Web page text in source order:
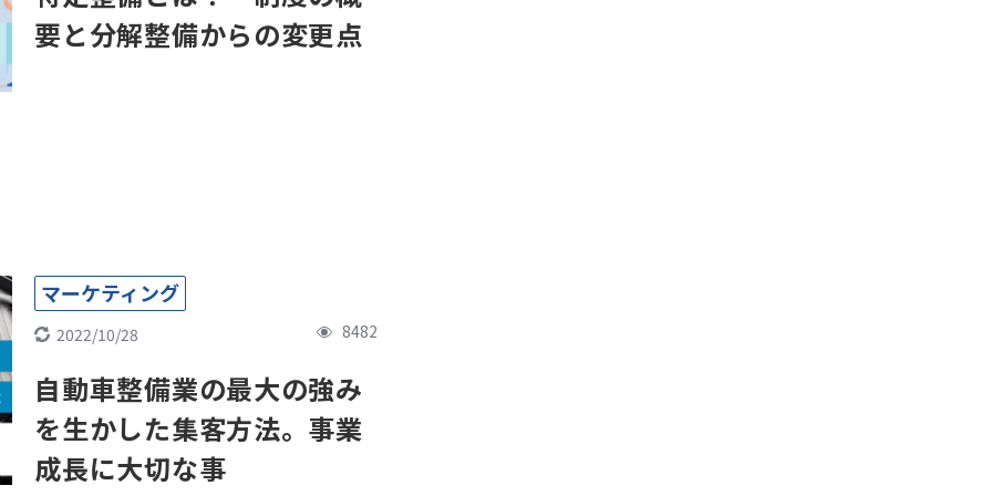
要と分解整備からの変更点
マーケティング
2022/10/28 8482
自動車整備業の最大の強み
を生かした集客方法。事業
成長に大切な事